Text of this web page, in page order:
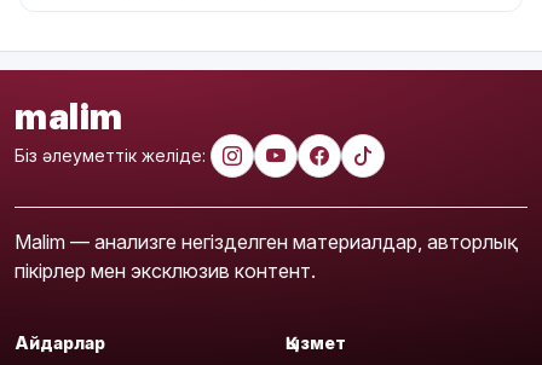
malim
Біз әлеуметтік желіде:
Malim — анализге негізделген материалдар, авторлық
пікірлер мен эксклюзив контент.
Айдарлар Қызмет